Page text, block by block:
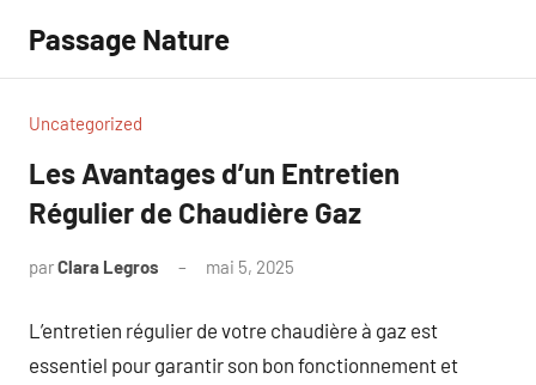
contenu
Passage Nature
Uncategorized
Les Avantages d’un Entretien
Régulier de Chaudière Gaz
parClara Legros mai 5, 2025
L’entretien régulier de votre chaudière à gaz est
essentiel pour garantir son bon fonctionnement et